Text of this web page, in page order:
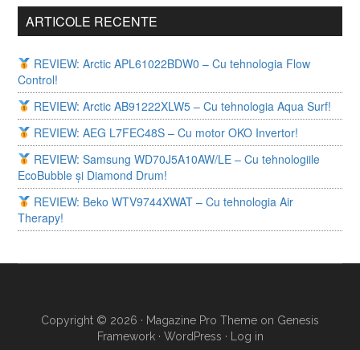
ARTICOLE RECENTE
REVIEW: Arctic APL61022BDW0 – Cu tehnologia Flow
Control!
REVIEW: Arctic AB91222XLW5 – Cu tehnologia Aqua Surf!
REVIEW: AEG L7FEC48S – Cu motor OKO Invertor!
REVIEW: Samsung WD70J5A10AW/LE – Cu tehnologiile
EcoBubble și Diamond Drum!
REVIEW: Beko WTV9744XWAT – Cu tehnologia Air
Therapy!
Copyright © 2026 · Magazine Pro Theme on Genesis
Framework· WordPress · Log in